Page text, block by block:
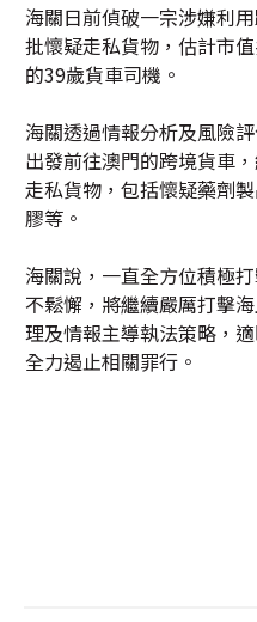
海關日前偵破一宗涉嫌利
批懷疑走私貨物，估計市
的39歲貨車司機。
海關透過情報分析及風險
出發前往澳門的跨境貨車
走私貨物，包括懷疑藥劑
膠等。
海關說，一直全方位積極
不鬆懈，將繼續嚴厲打擊
理及情報主導執法策略，
全力遏止相關罪行。